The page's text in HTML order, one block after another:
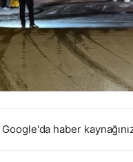
Google'da haber